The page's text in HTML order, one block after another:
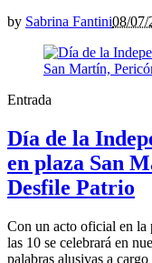
by Sabrina Fantini08/07/
Entrada
Día de la
en plaza San
Desfile Patrio
Con un acto oficial en la
las 10 se celebrará en
palabras alusivas a